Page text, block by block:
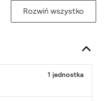
Rozwiń wszystko
1 jednostka